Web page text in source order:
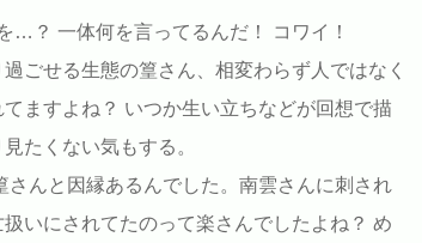
？ 一体何を言ってるんだ！ コワイ！
ごせる生態の篁さん、相変わらず人ではなく
ますよね？ いつか生い立ちなどが回想で描
たくない気もする。
んと因縁あるんでした。南雲さんに刺され
いにされてたのって楽さんでしたよね？ め